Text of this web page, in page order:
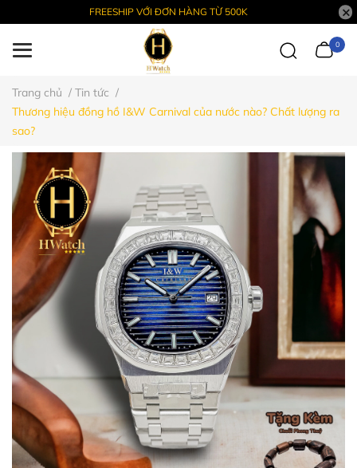
FREESHIP VỚI ĐƠN HÀNG TỪ 500K
0
Trang chủ / Tin tức /
Thương hiệu đồng hồ I&W Carnival của nước nào? Chất lượng ra
sao?